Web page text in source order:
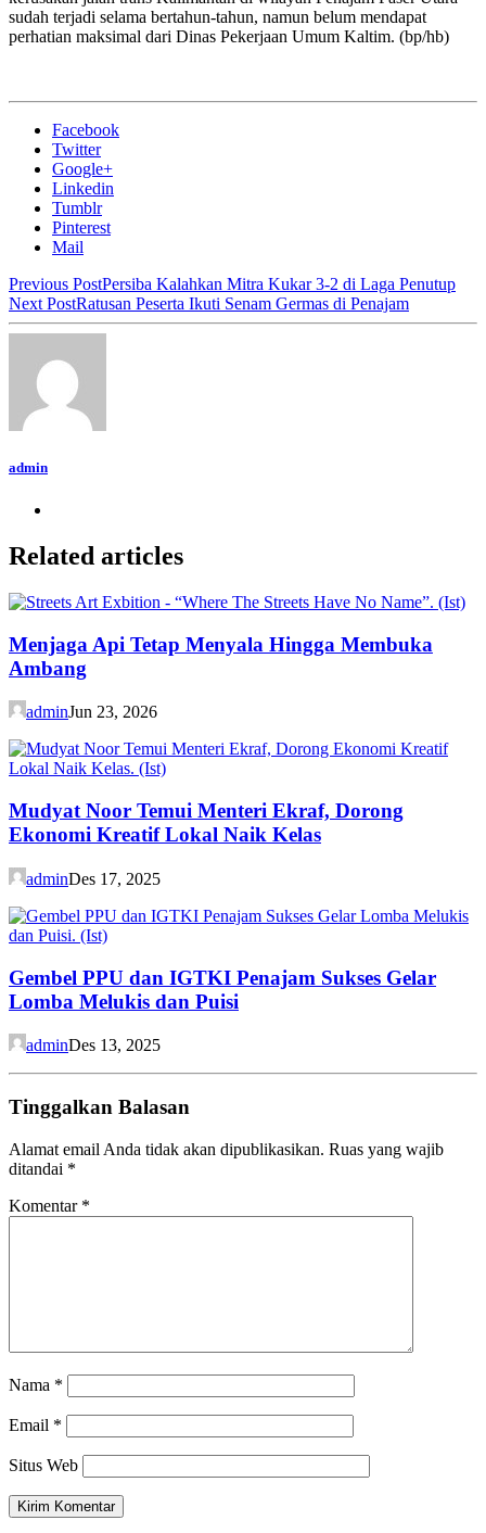
sudah terjadi selama bertahun-tahun, namun belum mendapat
perhatian maksimal dari Dinas Pekerjaan Umum Kaltim. (bp/hb)
Facebook
Twitter
Google+
Linkedin
Tumblr
Pinterest
Mail
Previous PostPersiba Kalahkan Mitra Kukar 3-2 di Laga Penutup
Next PostRatusan Peserta Ikuti Senam Germas di Penajam
admin
Related articles
Menjaga Api Tetap Menyala Hingga Membuka
Ambang
adminJun 23, 2026
Mudyat Noor Temui Menteri Ekraf, Dorong
Ekonomi Kreatif Lokal Naik Kelas
adminDes 17, 2025
Gembel PPU dan IGTKI Penajam Sukses Gelar
Lomba Melukis dan Puisi
adminDes 13, 2025
Tinggalkan Balasan
Alamat email Anda tidak akan dipublikasikan. Ruas yang wajib
ditandai *
Komentar *
Nama *
Email *
Situs Web